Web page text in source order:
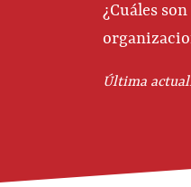
¿Cuáles
Última